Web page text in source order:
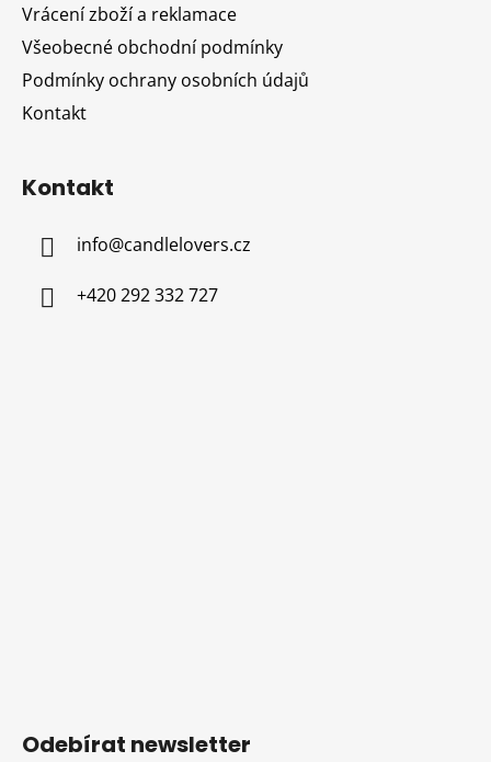
Vrácení zboží a reklamace
Všeobecné obchodní podmínky
Podmínky ochrany osobních údajů
Kontakt
Kontakt
info@candlelovers.cz
+420 292 332 727
Odebírat newsletter